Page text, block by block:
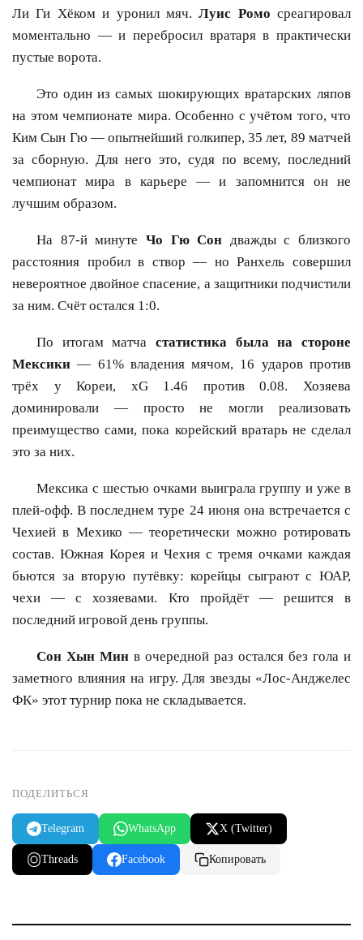
Ли Ги Хёком и уронил мяч.Луис Ромо среагировал
моментально — и перебросил вратаря в практически
пустые ворота.
Это один из самых шокирующих вратарских ляпов
на этом чемпионате мира. Особенно с учётом того, что
Ким Сын Гю — опытнейший голкипер, 35 лет, 89 матчей
за сборную. Для него это, судя по всему, последний
чемпионат мира в карьере — и запомнится он не
лучшим образом.
На 87-й минуте Чо Гю Сон дважды с близкого
расстояния пробил в створ — но Ранхель совершил
невероятное двойное спасение, а защитники подчистили
за ним. Счёт остался 1:0.
По итогам матча статистика была на стороне
Мексики — 61% владения мячом, 16 ударов против
трёх у Кореи, xG 1.46 против 0.08. Хозяева
доминировали — просто не могли реализовать
преимущество сами, пока корейский вратарь не сделал
это за них.
Мексика с шестью очками выиграла группу и уже в
плей-офф. В последнем туре 24 июня она встречается с
Чехией в Мехико — теоретически можно ротировать
состав. Южная Корея и Чехия с тремя очками каждая
бьются за вторую путёвку: корейцы сыграют с ЮАР,
чехи — с хозяевами. Кто пройдёт — решится в
последний игровой день группы.
Сон Хын Мин в очередной раз остался без гола и
заметного влияния на игру. Для звезды «Лос-Анджелес
ФК» этот турнир пока не складывается.
ПОДЕЛИТЬСЯ
Telegram WhatsApp X (Twitter)
Threads Facebook Копировать